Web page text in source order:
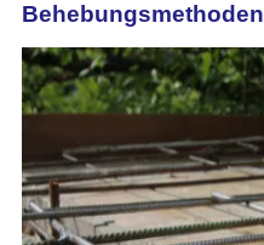
Behebungsmethoden